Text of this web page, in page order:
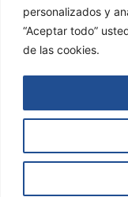
personalizados y
“Aceptar todo”
de las cookies.
Asesoría
los derechos